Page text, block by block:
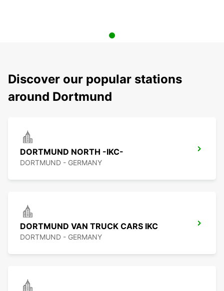
Discover our popular stations
around Dortmund
DORTMUND NORTH -IKC-
DORTMUND - GERMANY
DORTMUND VAN TRUCK CARS IKC
DORTMUND - GERMANY